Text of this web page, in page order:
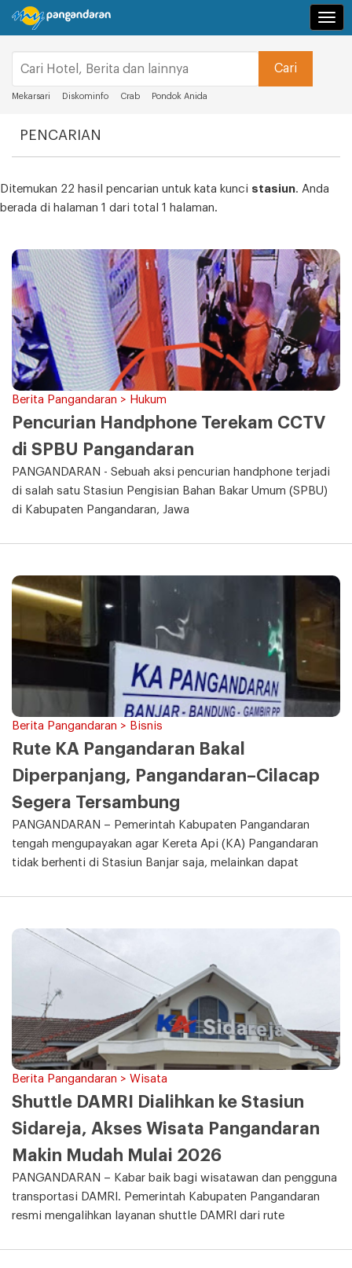
Mekarsari Diskominfo Crab Pondok Anida
PENCARIAN
Ditemukan 22 hasil pencarian untuk kata kunci stasiun. Anda
berada di halaman 1 dari total 1 halaman.
Berita Pangandaran > Hukum
Pencurian Handphone Terekam CCTV
di SPBU Pangandaran
PANGANDARAN - Sebuah aksi pencurian handphone terjadi
di salah satu Stasiun Pengisian Bahan Bakar Umum (SPBU)
di Kabupaten Pangandaran, Jawa
Berita Pangandaran > Bisnis
Rute KA Pangandaran Bakal
Diperpanjang, Pangandaran–Cilacap
Segera Tersambung
PANGANDARAN – Pemerintah Kabupaten Pangandaran
tengah mengupayakan agar Kereta Api (KA) Pangandaran
tidak berhenti di Stasiun Banjar saja, melainkan dapat
Berita Pangandaran > Wisata
Shuttle DAMRI Dialihkan ke Stasiun
Sidareja, Akses Wisata Pangandaran
Makin Mudah Mulai 2026
PANGANDARAN – Kabar baik bagi wisatawan dan pengguna
transportasi DAMRI. Pemerintah Kabupaten Pangandaran
resmi mengalihkan layanan shuttle DAMRI dari rute